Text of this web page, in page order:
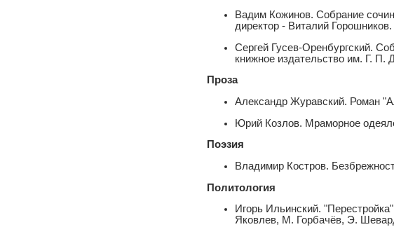
Вадим Кожинов. Собрание
директор - Виталий Горошников.
Сергей Гусев-Оренбургский.
книжное издательство им. Г. П.
Проза
Александр Журавский. Роман
Юрий Козлов. Мраморное
Поэзия
Владимир Костров.
Политология
Игорь Ильинский.
Яковлев, М. Горбачёв, Э.